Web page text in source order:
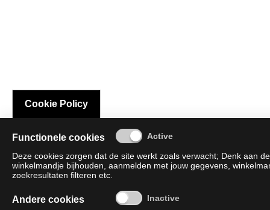
Cookie Policy
Functionele cookies
Deze cookies zorgen dat de site werkt zoals verwacht; Denk aan
winkelmandje bijhouden, aanmelden met jouw gegevens,
zoekresultaten filteren etc.
Andere cookies